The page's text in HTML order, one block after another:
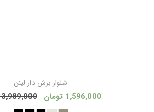
شلوار برش دار لینن
1٬596٬000 تومان 3٬989٬000 تومان